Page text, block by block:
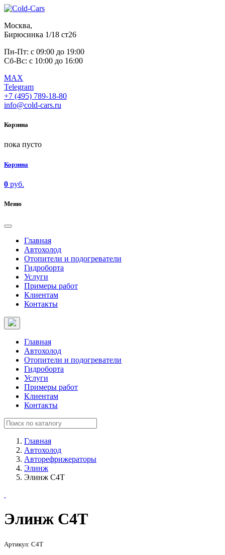
Москва,
Бирюсинка 1/18 ст26 ​
Пн-Пт: с 09:00 до 19:00
Сб-Вс: с 10:00 до 16:00
MAX
Telegram
+7 (495) 789-18-80
info@cold-cars.ru
Корзина
пока пусто
Корзина
0 руб.
Меню
Главная
Автохолод
Отопители и подогреватели
Гидроборта
Услуги
Примеры работ
Клиентам
Контакты
Главная
Автохолод
Отопители и подогреватели
Гидроборта
Услуги
Примеры работ
Клиентам
Контакты
Главная
Автохолод
Авторефрижераторы
Элинж
Элинж С4Т
Элинж С4Т
Артикул: С4Т